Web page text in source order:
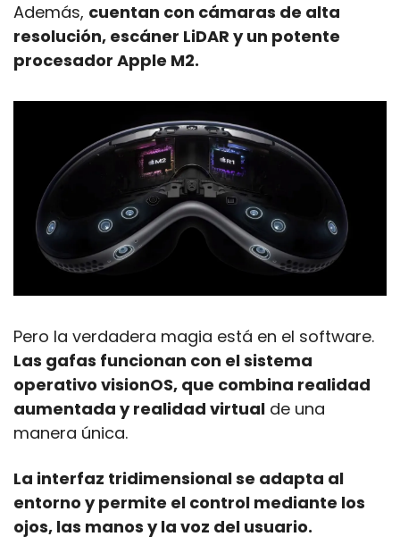
Además, cuentan con cámaras de alta
resolución, escáner LiDAR y un potente
procesador Apple M2.
Las gafas funcionan con el sistema
operativo visionOS, que combina realidad
aumentada y realidad virtual de una
manera única.
La interfaz tridimensional se adapta al
entorno y permite el control mediante los
ojos, las manos y la voz del usuario.